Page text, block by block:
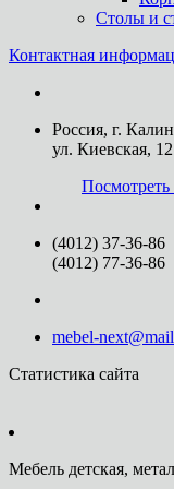
Столы и
Контактная
Россия, г.
ул. Киевская,
Посмотреть
(4012) 37-36-86
(4012) 77-36-86
mebel-
Статистика сайта
Мебель детская,